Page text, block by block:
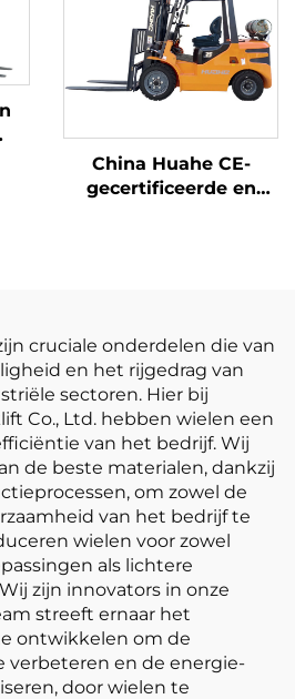
China Huahe CE-
gecertificeerde en
cruciale onderdelen die van
en het rijgedrag van
sectoren. Hier bij
Co., Ltd. hebben wielen een
van het bedrijf. Wij
de beste materialen, dankzij
om zowel de
van het bedrijf te
wielen voor zowel
als lichtere
zijn innovators in onze
streeft ernaar het
ontwikkelen om de
verbeteren en de energie-
door wielen te